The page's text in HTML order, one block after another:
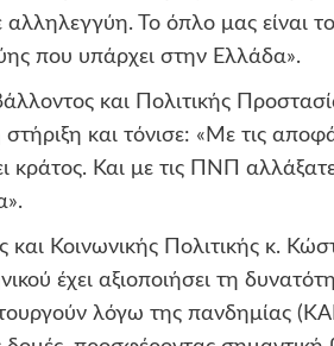
αλληλεγγύη. Το όπλο μας είναι
που υπάρχει στην Ελλάδα».
και Πολιτικής
στήριξη και τόνισε: «Με τις
κράτος. Και με τις ΠΝΠ
και Κοινωνικής Π ολιτικής κ.
έχει αξιοποιήσει τη
λόγω της πανδημίας